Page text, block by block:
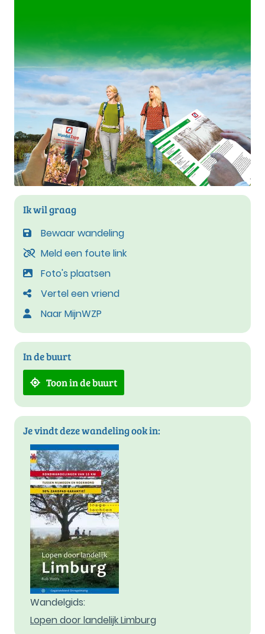
Ik wil graag
Bewaar wandeling
Meld een foute link
Foto's plaatsen
Vertel een vriend
Naar MijnWZP
In de buurt
Toon in de buurt
Je vindt deze wandeling ook in:
Wandelgids:
Lopen door landelijk Limburg